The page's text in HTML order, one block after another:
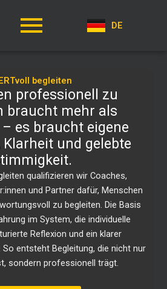
DE
begleiten
professionell zu
braucht mehr als
es braucht eigene
Klarheit und gelebte
qualifizieren wir Coaches,
und Partner dafür, Menschen
zu begleiten. Die Basis
im System, die individuelle
Reflexion und ein klarer
entsteht Begleitung, die nicht nur
sondern professionell trägt.